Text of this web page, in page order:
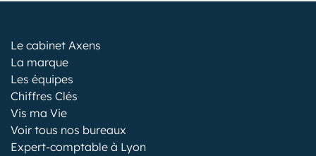
Le cabinet Axens
La marque
Les équipes
Chiffres Clés
Vis ma Vie
Voir tous nos bureaux
Expert-comptable à Lyon